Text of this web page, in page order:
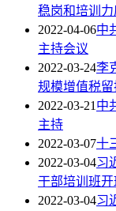
稳岗和培训
2022-04-06中
主持会议
2022-03-24李
规模增值税
2022-03-21中
主持
2022-03-07十
2022-03-04习
干部培训班
2022-03-04习